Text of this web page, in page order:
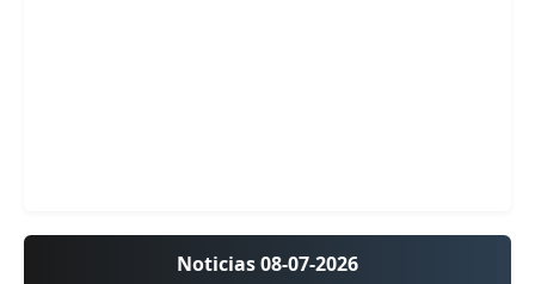
Noticias 08-07-2026